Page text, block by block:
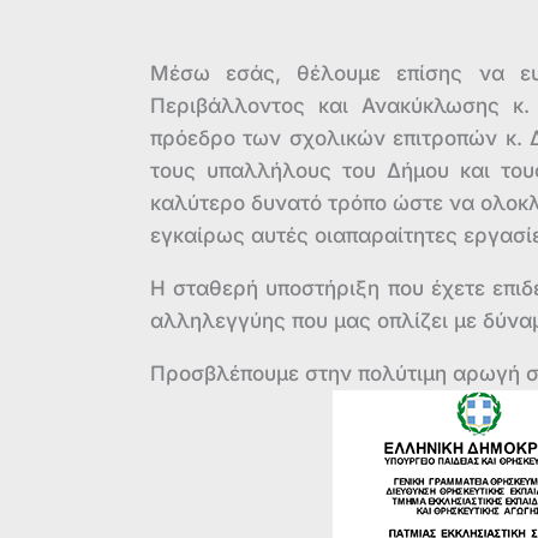
Μέσω εσάς, θέλουμε επίσης να
Περιβάλλοντος και Ανακύκλωσης
πρόεδρο των σχολικών επιτροπών κ.
τους υπαλλήλους του Δήμου και
καλύτερο δυνατό τρόπο ώστε να
εγκαίρως αυτές οιαπαραίτητες
Η σταθερή υποστήριξη που έχετε
αλληλεγγύης που μας οπλίζει με
Προσβλέπουμε στην πολύτιμη αρωγή